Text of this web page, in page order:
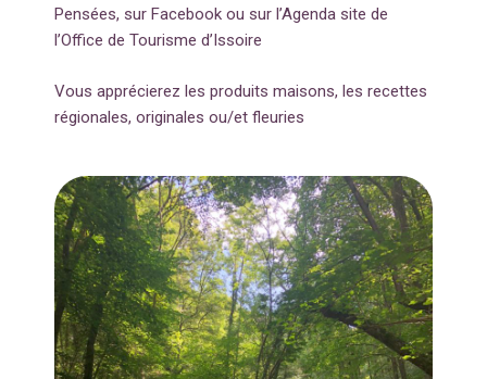
Pensées, sur Facebook ou sur l’Agenda site de
l’Office de Tourisme d’Issoire
Vous apprécierez les produits maisons, les recettes
régionales, originales ou/et fleuries